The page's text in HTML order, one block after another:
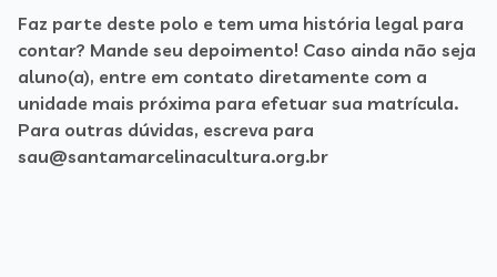
Faz parte deste polo e tem uma história legal para
contar? Mande seu depoimento! Caso ainda não seja
aluno(a), entre em contato diretamente com a
unidade mais próxima para efetuar sua matrícula.
Para outras dúvidas, escreva para
sau@santamarcelinacultura.org.br